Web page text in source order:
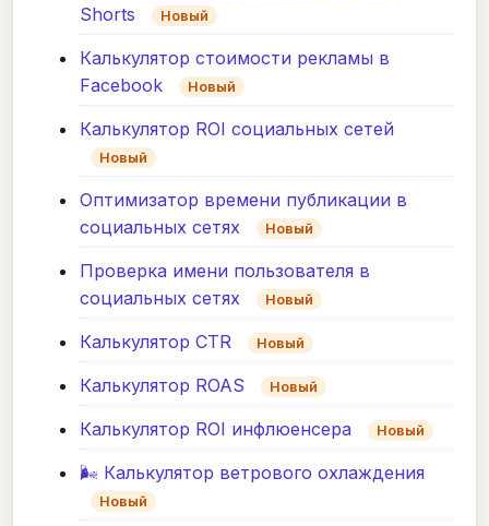
Shorts
Новый
Калькулятор стоимости рекламы в
Facebook
Новый
Калькулятор ROI социальных сетей
Новый
Оптимизатор времени публикации в
социальных сетях
Новый
Проверка имени пользователя в
социальных сетях
Новый
Калькулятор CTR Новый
Калькулятор ROAS Новый
Калькулятор ROI инфлюенсера Новый
🌬️ Калькулятор ветрового охлаждения
Новый